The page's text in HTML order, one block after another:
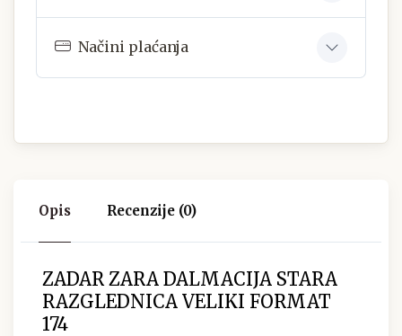
Načini plaćanja
Opis Recenzije (0)
ZADAR ZARA DALMACIJA STARA
RAZGLEDNICA VELIKI FORMAT
174